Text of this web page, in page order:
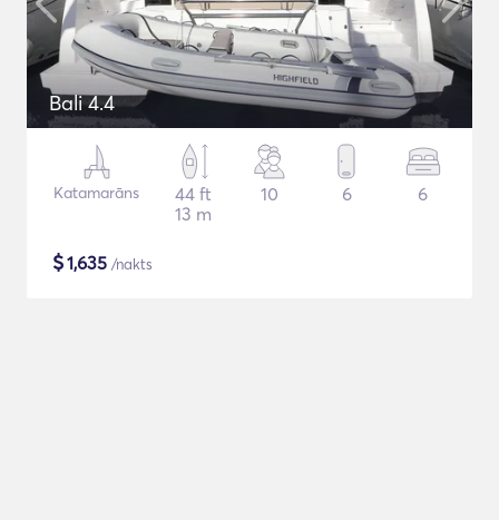
Bali 4.4
Katamarāns
44 ft
13 m
10 6 6
$1,635 /nakts